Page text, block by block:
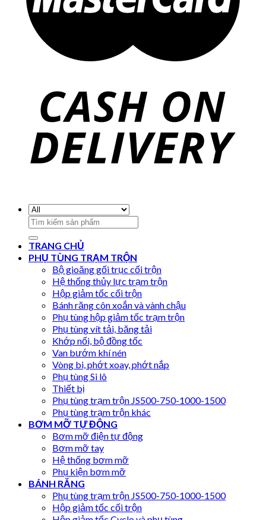
Search
for:
TRANG CHỦ
PHỤ TÙNG TRẠM TRỘN
Bộ gioăng gối trục cối trộn
Hệ thống thủy lực trạm trộn
Hộp giảm tốc cối trộn
Bánh răng côn xoắn và vành chậu
Phụ tùng hộp giảm tốc trạm trộn
Phụ tùng vít tải, băng tải
Khớp nối, bộ đồng tốc
Van bướm khí nén
Vòng bi, phớt xoay, phớt nắp
Phụ tùng Si lô
Thiết bị
Phụ tùng trạm trộn JS500-750-1000-1500
Phụ tùng trạm trộn khác
BƠM MỠ TỰ ĐỘNG
Bơm mỡ điện tự động
Bơm mỡ tay
Hệ thống bơm mỡ
Phụ kiện bơm mỡ
BÁNH RĂNG
Phụ tùng trạm trộn JS500-750-1000-1500
Hộp giảm tốc cối trộn